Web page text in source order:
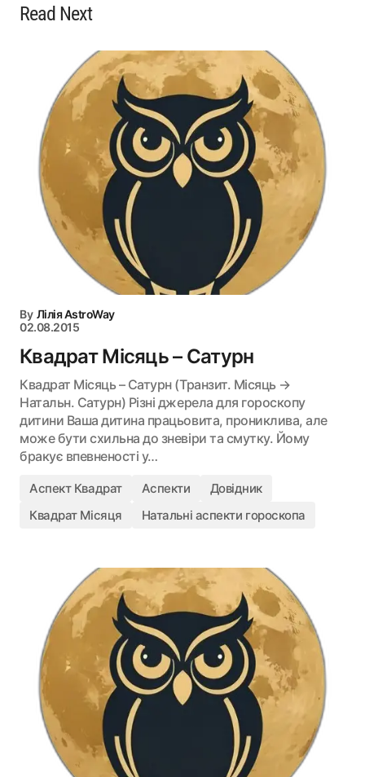
Read Next
By Лілія AstroWay
02.08.2015
Квадрат Місяць – Сатурн
Квадрат Місяць – Сатурн (Транзит. Місяць →
Натальн. Сатурн) Різні джерела для гороскопу
дитини Ваша дитина працьовита, прониклива, але
може бути схильна до зневіри та смутку. Йому
бракує впевненості у…
Аспект Квадрат Аспекти
Довідник
Квадрат Місяця
Натальні аспекти гороскопа